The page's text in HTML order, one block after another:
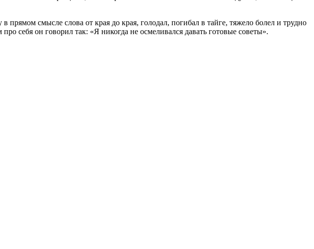
смысле слова от края до края, голодал, погибал в тайге, тяжело болел и трудно
себя он говорил так: «Я никогда не осмеливался давать готовые советы».